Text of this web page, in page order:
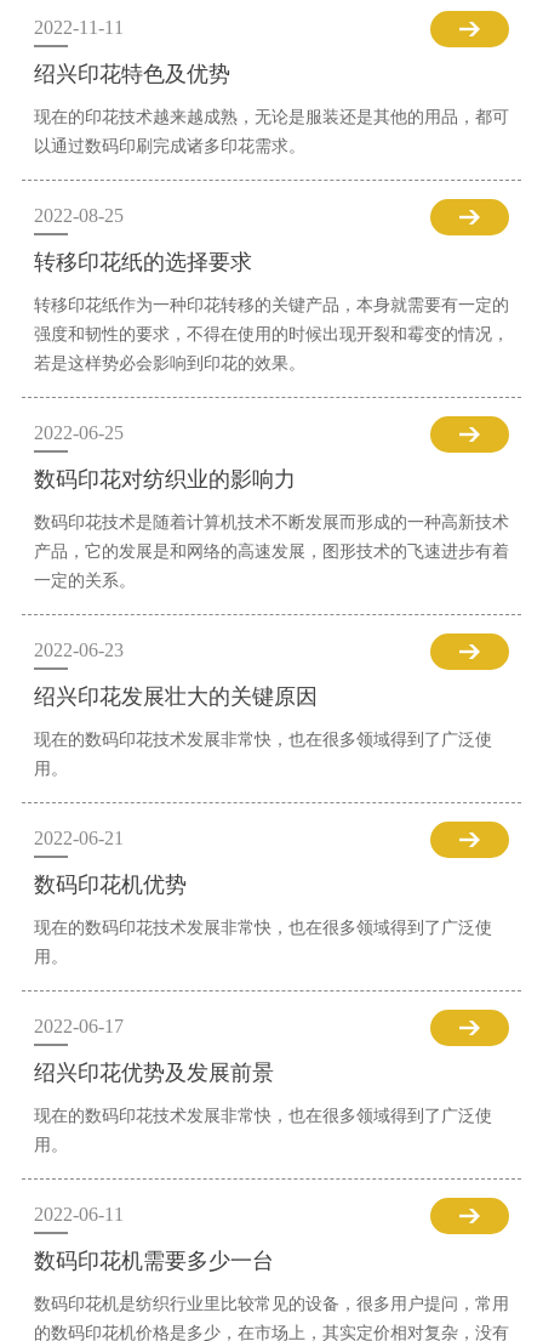
2022-11-11
绍兴印花特色及优势
现在的印花技术越来越成熟，无论是服装还是其他的用品，都可
以通过数码印刷完成诸多印花需求。
2022-08-25
转移印花纸的选择要求
转移印花纸作为一种印花转移的关键产品，本身就需要有一定的
强度和韧性的要求，不得在使用的时候出现开裂和霉变的情况，
若是这样势必会影响到印花的效果。
2022-06-25
数码印花对纺织业的影响力
数码印花技术是随着计算机技术不断发展而形成的一种高新技术
产品，它的发展是和网络的高速发展，图形技术的飞速进步有着
一定的关系。
2022-06-23
绍兴印花发展壮大的关键原因
现在的数码印花技术发展非常快，也在很多领域得到了广泛使
用。
2022-06-21
数码印花机优势
现在的数码印花技术发展非常快，也在很多领域得到了广泛使
用。
2022-06-17
绍兴印花优势及发展前景
现在的数码印花技术发展非常快，也在很多领域得到了广泛使
用。
2022-06-11
数码印花机需要多少一台
数码印花机是纺织行业里比较常见的设备，很多用户提问，常用
的数码印花机价格是多少，在市场上，其实定价相对复杂，没有